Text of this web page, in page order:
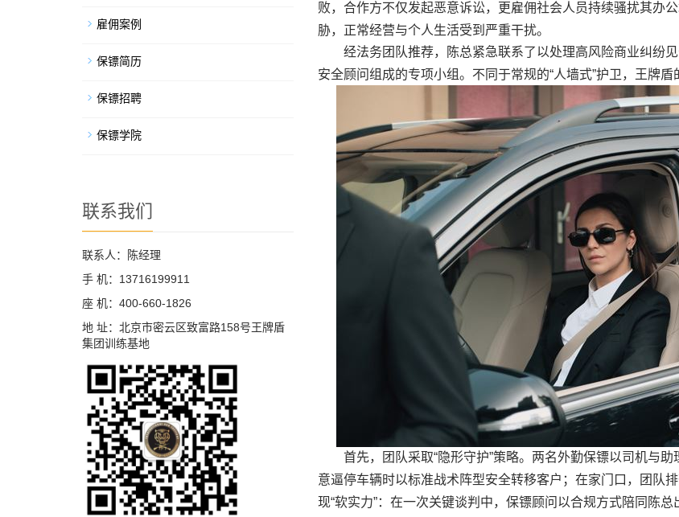
败，合作方不仅发起恶意诉讼，更雇佣社会人员持续骚扰其办
胁，正常经营与个人生活受到严重干扰。
经法务团队推荐，陈总紧急联系了以处理高风险商业纠纷
安全顾问组成的专项小组。不同于常规的“人墙式”护卫，王牌盾
首先，团队采取“隐形守护”策略。两名外勤保镖以司机与
意逼停车辆时以标准战术阵型安全转移客户；在家门口，团队
现“软实力”：在一次关键谈判中，保镖顾问以合规方式陪同陈
雇佣案例
保镖简历
保镖招聘
保镖学院
联系我们
联系人：陈经理
手 机：13716199911
座 机：400-660-1826
地 址：北京市密云区致富路158号王牌盾
集团训练基地